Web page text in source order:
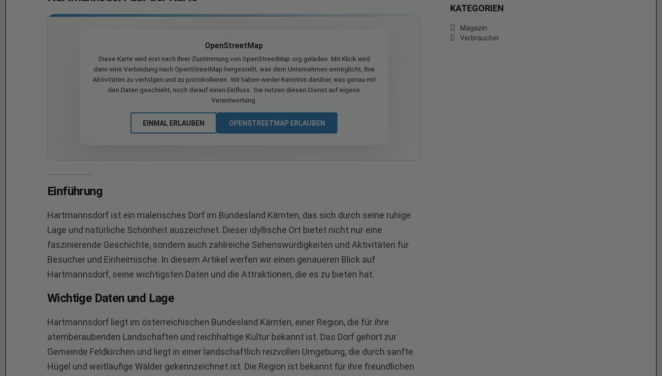
OpenStreetMap
Diese Karte wird erst nach Ihrer Zustimmung von OpenStreetMap.org geladen. Mit Klick wird
dann eine Verbindung nach OpenStreetMap hergestellt, was dem Unternehmen ermöglicht, Ihre
Aktivitäten zu verfolgen und zu protokollieren. Wir haben weder Kenntnis darüber, was genau mit
den Daten geschieht, noch darauf einen Einfluss. Sie nutzen diesen Dienst auf eigene
Verantwortung.
EINMAL ERLAUBEN OPENSTREETMAP ERLAUBEN
Einführung
Hartmannsdorf ist ein malerisches Dorf im Bundesland Kärnten, das sich durch seine ruhige
Lage und natürliche Schönheit auszeichnet. Dieser idyllische Ort bietet nicht nur eine
faszinierende Geschichte, sondern auch zahlreiche Sehenswürdigkeiten und Aktivitäten für
Besucher und Einheimische. In diesem Artikel werfen wir einen genaueren Blick auf
Hartmannsdorf, seine wichtigsten Daten und die Attraktionen, die es zu bieten hat.
Wichtige Daten und Lage
Hartmannsdorf liegt im österreichischen Bundesland Kärnten, einer Region, die für ihre
atemberaubenden Landschaften und reichhaltige Kultur bekannt ist. Das Dorf gehört zur
Gemeinde Feldkirchen und liegt in einer landschaftlich reizvollen Umgebung, die durch sanfte
Hügel und weitläufige Wälder gekennzeichnet ist. Die Region ist bekannt für ihre freundlichen
KATEGORIEN
Magazin
Verbraucher